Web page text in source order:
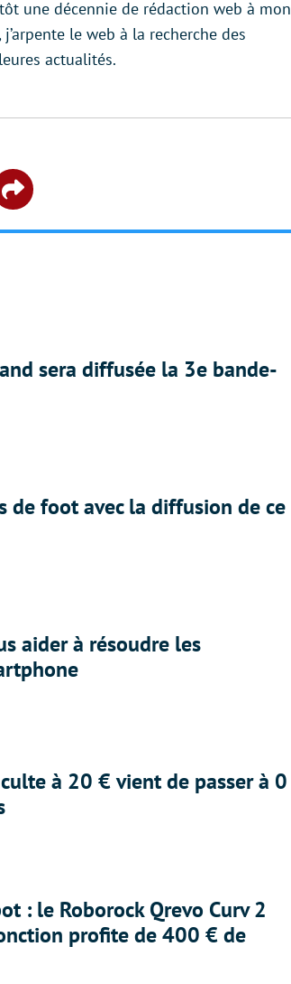
une décennie de rédaction web à mon
le web à la recherche des
actualités.
Share
sera diffusée la 3e bande-
de foot avec la diffusion de ce
aider à résoudre les
à 20 € vient de passer à 0
: le Roborock Qrevo Curv 2
profite de 400 € de